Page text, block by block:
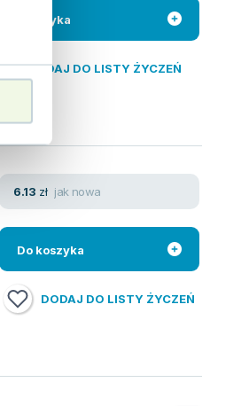
Do koszyka
DODAJ DO LISTY ŻYCZEŃ
6.13 zł jak nowa
Do koszyka
DODAJ DO LISTY ŻYCZEŃ